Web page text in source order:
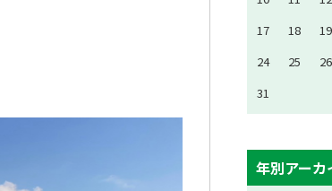
17
18 19
24
25 26
31
年別アーカ